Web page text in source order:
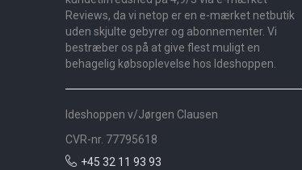
Reviews, da vi netop er en e-mærket netbutik
uden skjulte gebyrer og abonnementer. Vi
bestræber os på at give flest muligt en
behagelig købsoplevelse hos Ideshoppen.
Ideshoppen v/Jørgen Clausen
CVR-nr. 77795618
+45 32 11 93 93